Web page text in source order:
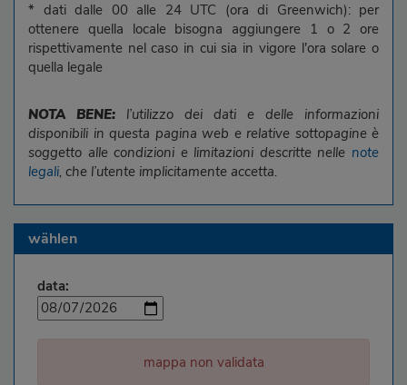
* dati dalle 00 alle 24 UTC (ora di Greenwich): per
ottenere quella locale bisogna aggiungere 1 o 2 ore
rispettivamente nel caso in cui sia in vigore l'ora solare o
quella legale
NOTA BENE: l’utilizzo dei dati e delle informazioni
disponibili in questa pagina web e relative sottopagine è
soggetto alle condizioni e limitazioni descritte nelle note
legali, che l’utente implicitamente accetta.
wählen
data:
mappa non validata